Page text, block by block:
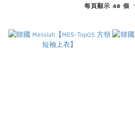
每頁顯示 48 個